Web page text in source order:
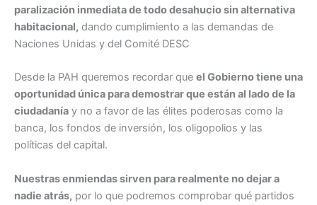
paralización inmediata de todo desahucio sin alternativa
habitacional, dando cumplimiento a las demandas de
Naciones Unidas y del Comité DESC
Desde la PAH queremos recordar que el Gobierno tiene una
oportunidad única para demostrar que están al lado de la
ciudadanía y no a favor de las élites poderosas como la
banca, los fondos de inversión, los oligopolios y las
políticas del capital.
Nuestras enmiendas sirven para realmente no dejar a
nadie atrás, por lo que podremos comprobar qué partidos